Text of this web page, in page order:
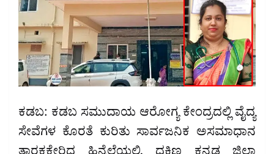
ಕಡಬ: ಕಡಬ ಸಮುದಾಯ ಆರೋಗ್ಯ ಕೇಂದ್ರದಲ್ಲಿ ವೈದ್ಯ
ಸೇವೆಗಳ ಕೊರತೆ ಕುರಿತು ಸಾರ್ವಜನಿಕ ಅಸಮಾಧಾನ